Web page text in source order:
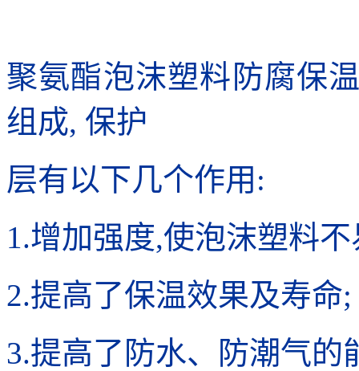
聚氨酯泡沫塑料防腐保
组成, 保护
层有以下几个作用:
1.增加强度,使泡沫塑料
2.提高了保温效果及寿命;
3.提高了防水、防潮气的